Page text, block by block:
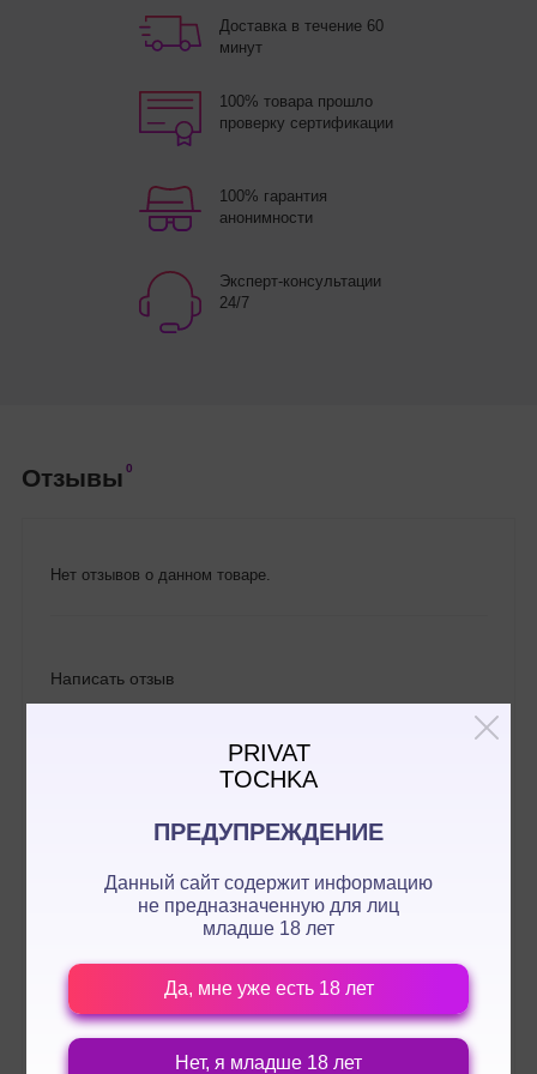
PRIVAT
TOCHKA
ПРЕДУПРЕЖДЕНИЕ
Данный сайт содержит информацию
не предназначенную для лиц
младше 18 лет
Да, мне уже есть 18 лет
Нет, я младше 18 лет
Доставка в течение 60
минут
100% товара прошло
проверку сертификации
100% гарантия
анонимности
Эксперт-консультации
24/7
Отзывы 0
Нет отзывов о данном товаре.
Написать отзыв